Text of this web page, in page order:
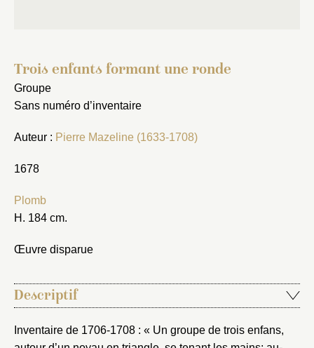
Trois enfants formant une ronde
Groupe
Sans numéro d’inventaire
Auteur : Pierre Mazeline (1633-1708)
1678
Plomb
H. 184 cm.
Œuvre disparue
Descriptif
Inventaire de 1706-1708 : « Un groupe de trois enfans,